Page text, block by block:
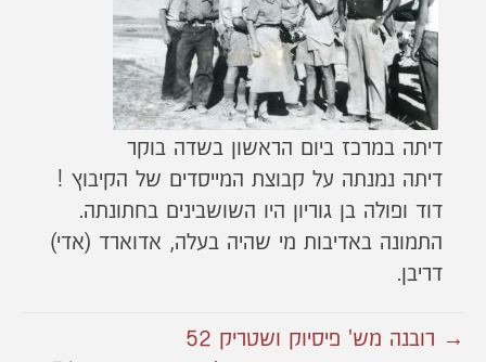
דיתה במרכז ביום הראשון בשדה בוקר
דיתה נמנתה על קבוצת המייסדים של הקיבוץ !
דוד ופולה בן גוריון היו השושבינים בחתונתה.
התמונה באדיבות מי שהיה בעלה, אדוארד (אדי)
דריבן.
→ רובנה מש' פיסיוק ושטריק 52